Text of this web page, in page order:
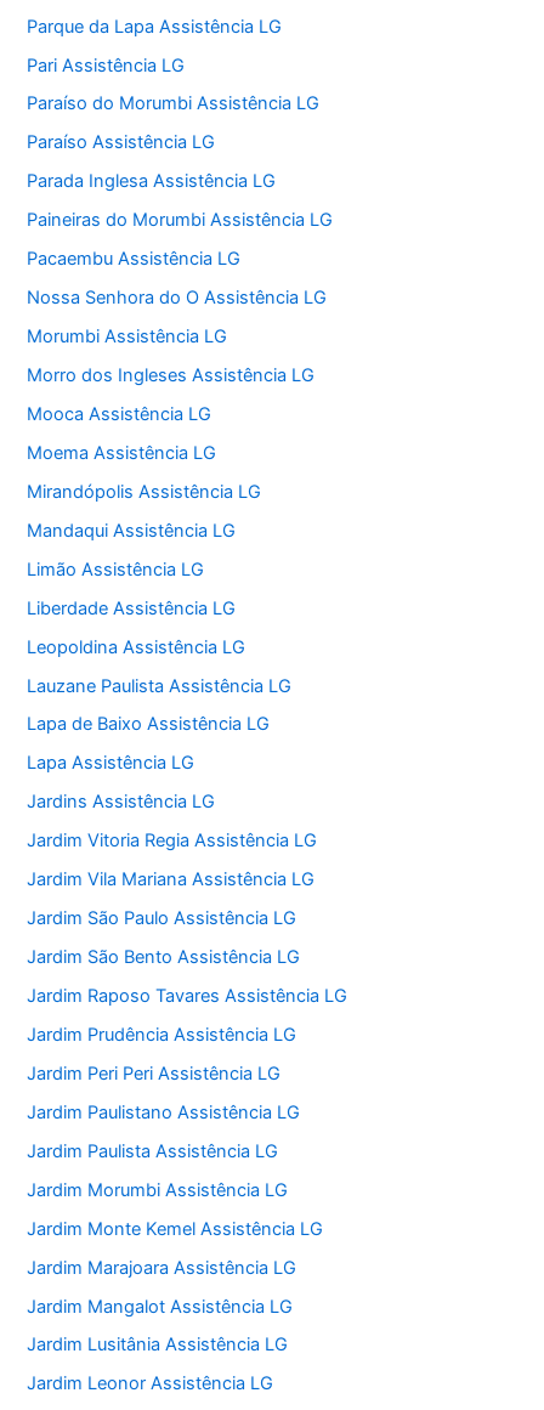
Parque da Lapa Assistência LG
Pari Assistência LG
Paraíso do Morumbi Assistência LG
Paraíso Assistência LG
Parada Inglesa Assistência LG
Paineiras do Morumbi Assistência LG
Pacaembu Assistência LG
Nossa Senhora do O Assistência LG
Morumbi Assistência LG
Morro dos Ingleses Assistência LG
Mooca Assistência LG
Moema Assistência LG
Mirandópolis Assistência LG
Mandaqui Assistência LG
Limão Assistência LG
Liberdade Assistência LG
Leopoldina Assistência LG
Lauzane Paulista Assistência LG
Lapa de Baixo Assistência LG
Lapa Assistência LG
Jardins Assistência LG
Jardim Vitoria Regia Assistência LG
Jardim Vila Mariana Assistência LG
Jardim São Paulo Assistência LG
Jardim São Bento Assistência LG
Jardim Raposo Tavares Assistência LG
Jardim Prudência Assistência LG
Jardim Peri Peri Assistência LG
Jardim Paulistano Assistência LG
Jardim Paulista Assistência LG
Jardim Morumbi Assistência LG
Jardim Monte Kemel Assistência LG
Jardim Marajoara Assistência LG
Jardim Mangalot Assistência LG
Jardim Lusitânia Assistência LG
Jardim Leonor Assistência LG